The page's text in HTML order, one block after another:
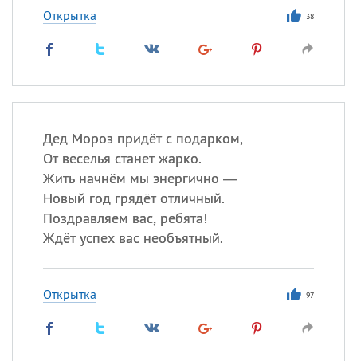
Открытка 38
Дед Мороз придёт с подарком,
От веселья станет жарко.
Жить начнём мы энергично —
Новый год грядёт отличный.
Поздравляем вас, ребята!
Ждёт успех вас необъятный.
Открытка 97